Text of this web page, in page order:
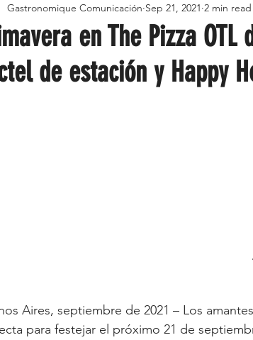
en The Pizza OTL
de estación y Happy
Gastronomique Comunicación Sep 21, 2021 2 min read
Aires, septiembre de 2021 – Los
para festejar el próximo 21 de